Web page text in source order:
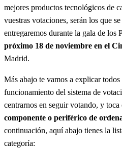
mejores productos tecnológicos de
vuestras votaciones, serán los que
entregaremos durante la gala de los
próximo 18 de noviembre en el
Madrid.
Más abajo te vamos a explicar todos
funcionamiento del sistema de
centrarnos en seguir votando, y toca
componente o periférico de
continuación, aquí abajo tienes la
categoría: